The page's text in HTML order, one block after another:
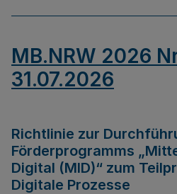
MB.NRW 2026
31.07.2026
Richtlinie zur
Förderprogramms
Digital (MID)“ zum
Digitale Prozesse